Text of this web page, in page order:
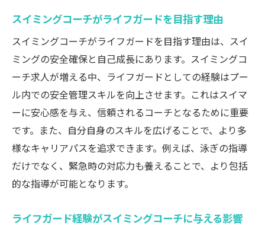
スイミングコーチがライフガードを目指す理由
スイミングコーチがライフガードを目指す理由は、スイ
ミングの安全確保と自己成長にあります。スイミングコ
ーチ求人が増える中、ライフガードとしての経験はプー
ル内での安全管理スキルを向上させます。これはスイマ
ーに安心感を与え、信頼されるコーチとなるために重要
です。また、自分自身のスキルを広げることで、より多
様なキャリアパスを追求できます。例えば、泳ぎの指導
だけでなく、緊急時の対応力も養えることで、より包括
的な指導が可能となります。
ライフガード経験がスイミングコーチに与える影響